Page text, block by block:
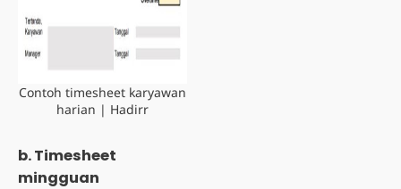
Contoh timesheet karyawan
harian | Hadirr
b. Timesheet
mingguan